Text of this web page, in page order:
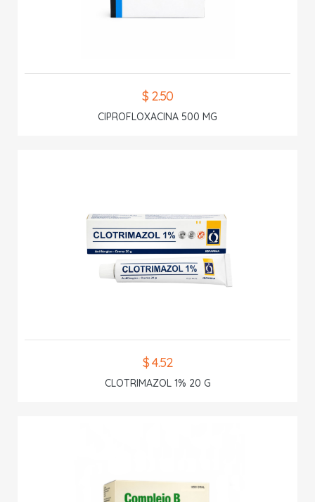
$ 2.50
CIPROFLOXACINA 500 MG
$ 4.52
CLOTRIMAZOL 1% 20 G